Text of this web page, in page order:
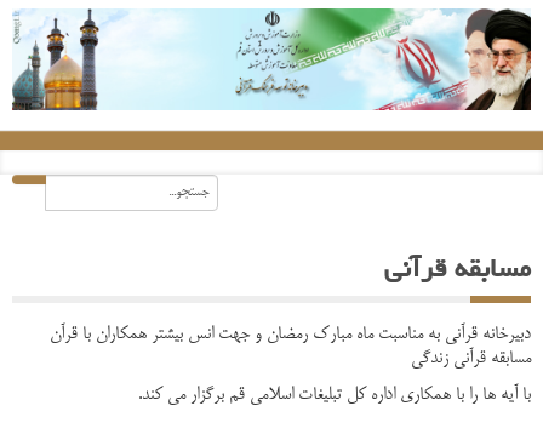
مسابقه قرآنی
دبیرخانه قرآنی به مناسبت ماه مبارک رمضان و جهت انس بیشتر همکاران با قرآن
مسابقه قرآنی زندگی
با آیه ها را با همکاری اداره کل تبلیغات اسلامی قم برگزار می کند.